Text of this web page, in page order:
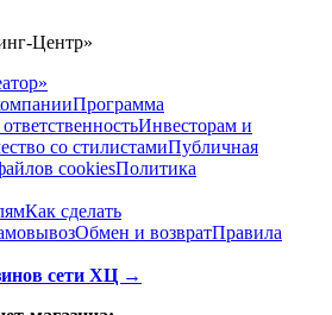
Центр»
Программа
Инвесторам и
со стилистамиПубличная
cookiesПолитика
Как сделать
Обмен и возвратПравила
сети ХЦ →